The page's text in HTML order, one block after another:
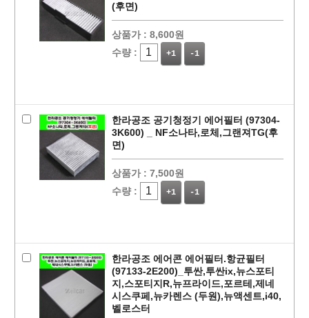
(후면)
상품가 : 8,600원
수량 :
+1 -1
한라공조 공기청정기 에어필터 (97304-
3K600) _ NF소나타,로체,그랜져TG(후
면)
상품가 : 7,500원
수량 :
+1 -1
한라공조 에어콘 에어필터.항균필터
(97133-2E200)_투싼,투싼ix,뉴스포티
지,스포티지R,뉴프라이드,포르테,제네
시스쿠페,뉴카렌스 (두원),뉴액센트,i40,
벨로스터